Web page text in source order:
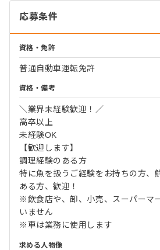
応募条件
資格・免許
普通自動車運転免許
資格・備考
＼業界未経験歓迎！／
高卒以上
未経験OK
【歓迎します】
調理経験のある方
特に魚を扱うご経験をお持ちの方、
ある方、歓迎！
※飲食店や、卸、小売、スーパーマ
いません
※車は業務に使用します
求める人物像